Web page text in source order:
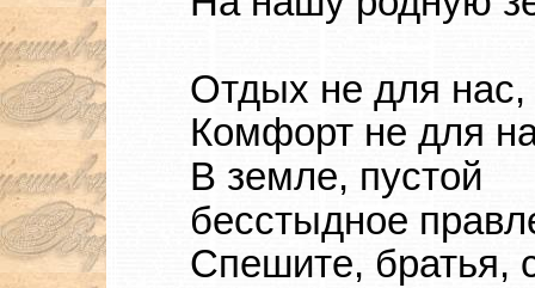
Отдых не для нас,
Комфорт не для
В земле, пустой
бесстыдное
Спешите, братья,